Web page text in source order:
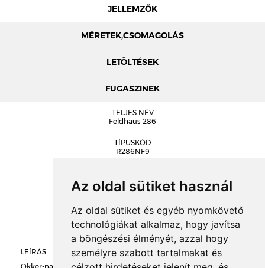
Az oldal sütiket használ
Az oldal sütiket és egyéb nyomkövető
technológiákat alkalmaz, hogy javítsa
a böngészési élményét, azzal hogy
személyre szabott tartalmakat és
JELLEMZŐK
MÉRETEK,CSOMAGOLÁS
LETÖLTÉSEK
FUGASZINEK
TELJES NÉV
Feldhaus 286
TÍPUSKÓD
R286NF9
Classic
LEÍRÁS
TÖMEG
RAKLAPTÖMEG
DARABSÚLY
FELDHAUS LAP KATALÓGUS
FELDHAUS TELJES KATALÓGUS
R286NF9 TELJESÍTMÉNYNYILATKOZAT